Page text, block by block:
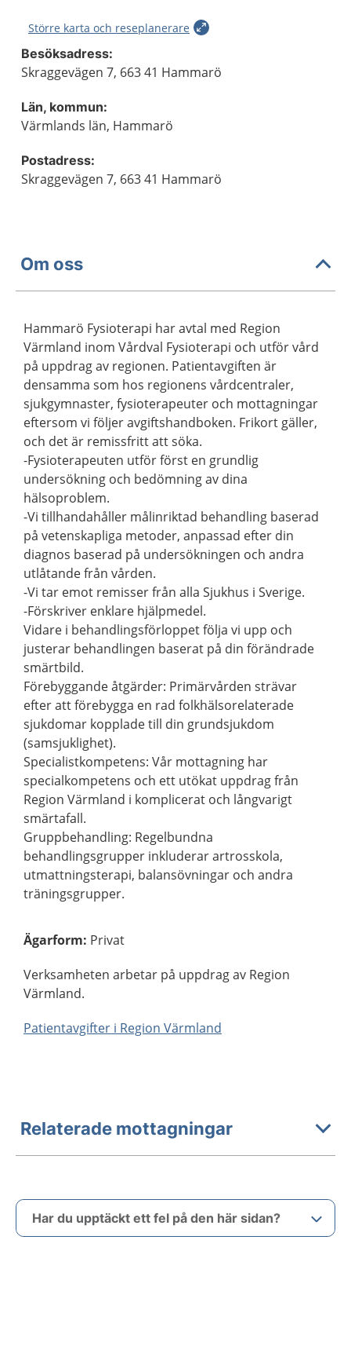
Större karta och reseplanerare
Besöksadress:
Skraggevägen 7, 663 41 Hammarö
Län, kommun:
Värmlands län, Hammarö
Postadress:
Skraggevägen 7, 663 41 Hammarö
Om oss
Hammarö Fysioterapi har avtal med Region
Värmland inom Vårdval Fysioterapi och utför vård
på uppdrag av regionen. Patientavgiften är
densamma som hos regionens vårdcentraler,
sjukgymnaster, fysioterapeuter och mottagningar
eftersom vi följer avgiftshandboken. Frikort gäller,
och det är remissfritt att söka.
-Fysioterapeuten utför först en grundlig
undersökning och bedömning av dina
hälsoproblem.
-Vi tillhandahåller målinriktad behandling baserad
på vetenskapliga metoder, anpassad efter din
diagnos baserad på undersökningen och andra
utlåtande från vården.
-Vi tar emot remisser från alla Sjukhus i Sverige.
-Förskriver enklare hjälpmedel.
Vidare i behandlingsförloppet följa vi upp och
justerar behandlingen baserat på din förändrade
smärtbild.
Förebyggande åtgärder: Primärvården strävar
efter att förebygga en rad folkhälsorelaterade
sjukdomar kopplade till din grundsjukdom
(samsjuklighet).
Specialistkompetens: Vår mottagning har
specialkompetens och ett utökat uppdrag från
Region Värmland i komplicerat och långvarigt
smärtafall.
Gruppbehandling: Regelbundna
behandlingsgrupper inkluderar artrosskola,
utmattningsterapi, balansövningar och andra
träningsgrupper.
Ägarform: Privat
Verksamheten arbetar på uppdrag av Region
Värmland.
Patientavgifter i Region Värmland
Relaterade mottagningar
Har du upptäckt ett fel på den här sidan?